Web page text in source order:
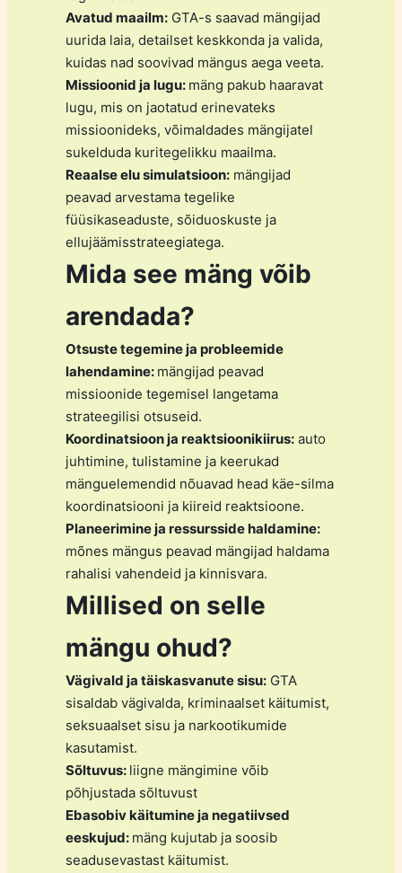
Avatud maailm:GTA-s saavad mängijad
uurida laia, detailset keskkonda ja valida,
kuidas nad soovivad mängus aega veeta.
Missioonid ja lugu: mäng pakub haaravat
lugu, mis on jaotatud erinevateks
missioonideks, võimaldades mängijatel
sukelduda kuritegelikku maailma.
Reaalse elu simulatsioon:mängijad
peavad arvestama tegelike
füüsikaseaduste, sõiduoskuste ja
ellujäämisstrateegiatega.
Mida see mäng võib
arendada?
Otsuste tegemine ja probleemide
lahendamine: mängijad peavad
missioonide tegemisel langetama
strateegilisi otsuseid.
Koordinatsioon ja reaktsioonikiirus:auto
juhtimine, tulistamine ja keerukad
mänguelemendid nõuavad head käe-silma
koordinatsiooni ja kiireid reaktsioone.
Planeerimine ja ressursside haldamine:
mõnes mängus peavad mängijad haldama
rahalisi vahendeid ja kinnisvara.
Millised on selle
mängu ohud?
Vägivald ja täiskasvanute sisu:GTA
sisaldab vägivalda, kriminaalset käitumist,
seksuaalset sisu ja narkootikumide
kasutamist.
Sõltuvus: liigne mängimine võib
põhjustada sõltuvust
Ebasobiv käitumine ja negatiivsed
eeskujud: mäng kujutab ja soosib
seadusevastast käitumist.